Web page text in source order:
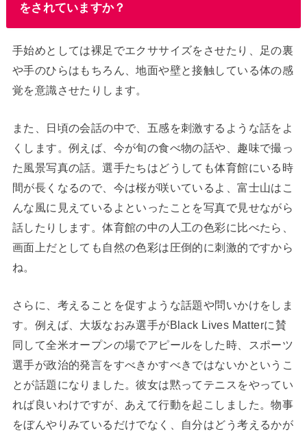
をされていますか？
手始めとしては裸足でエクササイズをさせたり、足の裏
や手のひらはもちろん、地面や壁と接触している体の感
覚を意識させたりします。
また、日頃の会話の中で、五感を刺激するような話をよ
くします。例えば、今が旬の食べ物の話や、趣味で撮っ
た風景写真の話。選手たちはどうしても体育館にいる時
間が長くなるので、今は桜が咲いているよ、富士山はこ
んな風に見えているよといったことを写真で見せながら
話したりします。体育館の中の人工の色彩に比べたら、
画面上だとしても自然の色彩は圧倒的に刺激的ですから
ね。
さらに、考えることを促すような話題や問いかけをしま
す。例えば、大坂なおみ選手がBlack Lives Matterに賛
同して全米オープンの場でアピールをした時、スポーツ
選手が政治的発言をすべきかすべきではないかというこ
とが話題になりました。彼女は黙ってテニスをやってい
れば良いわけですが、あえて行動を起こしました。物事
をぼんやりみているだけでなく、自分はどう考えるかが